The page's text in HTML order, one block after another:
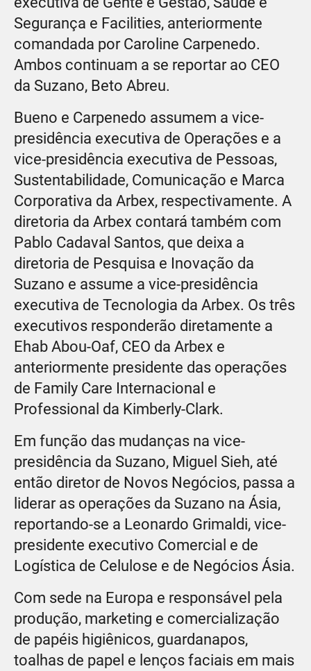
Segurança e Facilities, anteriormente
comandada por Caroline Carpenedo.
Ambos continuam a se reportar ao CEO
da Suzano, Beto Abreu.
Bueno e Carpenedo assumem a vice-
presidência executiva de Operações e a
vice-presidência executiva de Pessoas,
Sustentabilidade, Comunicação e Marca
Corporativa da Arbex, respectivamente. A
diretoria da Arbex contará também com
Pablo Cadaval Santos, que deixa a
diretoria de Pesquisa e Inovação da
Suzano e assume a vice-presidência
executiva de Tecnologia da Arbex. Os três
executivos responderão diretamente a
Ehab Abou-Oaf, CEO da Arbex e
anteriormente presidente das operações
de Family Care Internacional e
Professional da Kimberly-Clark.
Em função das mudanças na vice-
presidência da Suzano, Miguel Sieh, até
então diretor de Novos Negócios, passa a
liderar as operações da Suzano na Ásia,
reportando-se a Leonardo Grimaldi, vice-
presidente executivo Comercial e de
Logística de Celulose e de Negócios Ásia.
Com sede na Europa e responsável pela
produção, marketing e comercialização
de papéis higiênicos, guardanapos,
toalhas de papel e lenços faciais em mais